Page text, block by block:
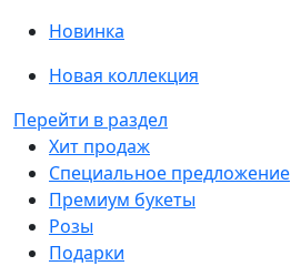
Новинка
Новая коллекция
Перейти в раздел
Хит продаж
Специальное предложение
Премиум букеты
Розы
Подарки